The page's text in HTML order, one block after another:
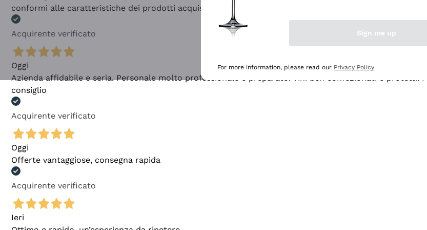
conformi alle caratteristiche dei prodotti acquistati
Acquirente verificato
Oggi
Azienda affidabile e seria. Personale molto professionale e preparato. Vini ben confezionati e protetti.
consiglio
Acquirente verificato
Oggi
Offerte vantaggiose, consegna rapida
Acquirente verificato
Ieri
Sign me up
For more information, please read our Privacy Policy